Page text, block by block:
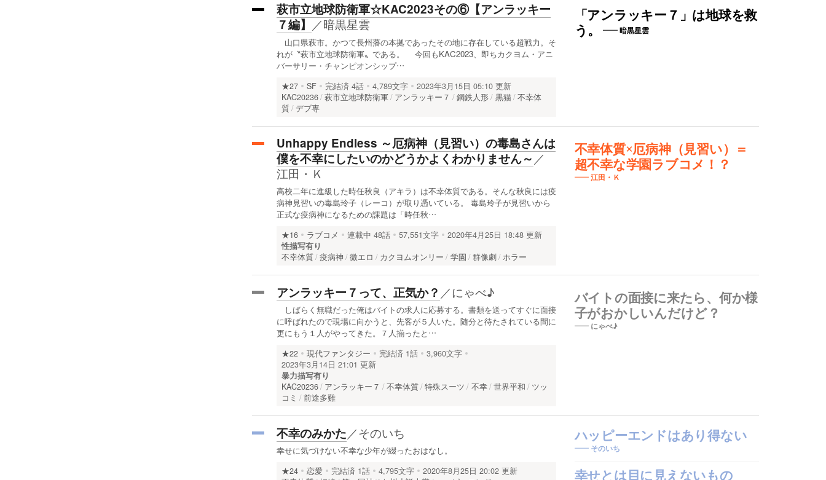
「アンラッキー７」は地球を救
う。
暗黒星雲
萩市立地球防衛軍☆KAC2023その⑥【アンラッキー
７編】 ／暗黒星雲
山口県萩市。かつて長州藩の本拠であったその地に存在している超戦力。そ
れが〝萩市立地球防衛軍〟である。 今回もKAC2023、即ちカクヨム・アニ
バーサリー・チャンピオンシップ…
★27 SF 完結済 4話 4,789文字
2023年3月15日 05:10 更新
KAC20236 萩市立地球防衛軍 アンラッキー７ 鋼鉄人形 黒猫 不幸体
質 デブ専
不幸体質×厄病神（見習い）＝
超不幸な学園ラブコメ！？
江田・Ｋ
Unhappy Endless ～厄病神（見習い）の毒島さんは
僕を不幸にしたいのかどうかよくわかりません～／
江田・Ｋ
高校二年に進級した時任秋良（アキラ）は不幸体質である。そんな秋良には疫
病神見習いの毒島玲子（レーコ）が取り憑いている。 毒島玲子が見習いから
正式な疫病神になるための課題は「時任秋…
★16 ラブコメ 連載中 48話 57,551文字
2020年4月25日 18:48 更新
性描写有り
不幸体質 疫病神 微エロ カクヨムオンリー 学園 群像劇 ホラー
バイトの面接に来たら、何か様
子がおかしいんだけど？
にゃべ♪
アンラッキー７って、正気か？ ／にゃべ♪
しばらく無職だった俺はバイトの求人に応募する。書類を送ってすぐに面接
に呼ばれたので現場に向かうと、先客が５人いた。随分と待たされている間に
更にもう１人がやってきた。７人揃ったと…
★22 現代ファンタジー 完結済 1話
3,960文字
2023年3月14日 21:01 更新
暴力描写有り
KAC20236
アンラッキー７ 不幸体質 特殊スーツ 不幸 世界平和
ツッ
コミ
前途多難
ハッピーエンドはあり得ない
そのいち
幸せとは目に見えないもの
不幸のみかた／そのいち
幸せに気づけない不幸な少年が綴ったおはなし。
★24 恋愛 完結済 1話 4,795文字
2020年8月25日 20:02 更新